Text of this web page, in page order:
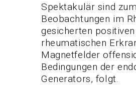
Spektakulär sind
Beobachtungen im
gesicherten
rheumatischen
Magnetfelder
Bedingungen der
Generators, folgt.